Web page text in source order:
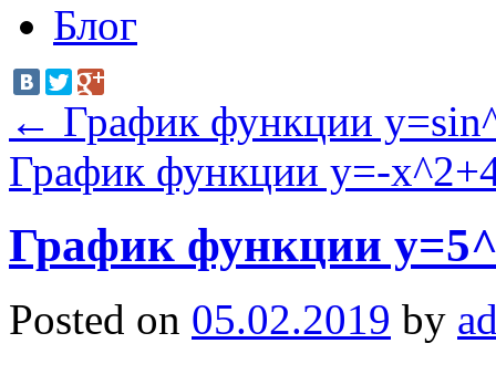
Блог
← График функции
График функции y=-
График функции
Posted on 05.02.2019 by